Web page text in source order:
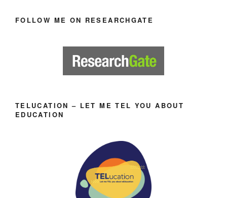
FOLLOW ME ON RESEARCHGATE
TELUCATION – LET ME TEL YOU ABOUT
EDUCATION